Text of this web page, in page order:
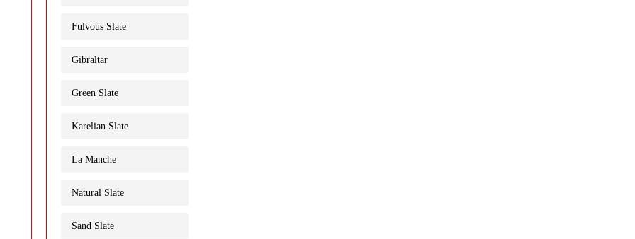
Fulvous Slate
Gibraltar
Green Slate
Karelian Slate
La Manche
Natural Slate
Sand Slate